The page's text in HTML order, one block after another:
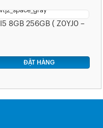
8GB 256GB ( Z0YJ0 –
ĐẶT HÀNG